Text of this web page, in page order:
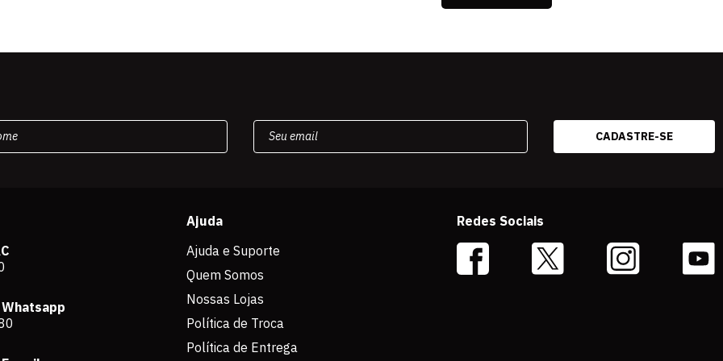
Ajuda
Ajuda e Suporte
Quem Somos
Nossas Lojas
Política de Troca
Política de Entrega
Redes Sociais